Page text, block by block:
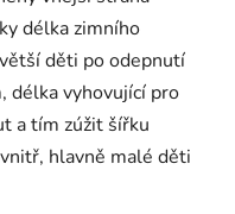
délka zimního
děti po odepnutí
délka vyhovující pro
a tím zúžit šířku
hlavně malé děti